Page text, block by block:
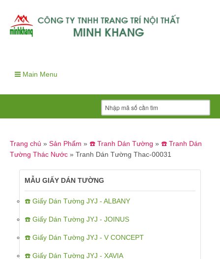
Main Menu
Trang chủ » Sản Phẩm » ☎️ Tranh Dán Tường » ☎️ Tranh Dán
Tường Thác Nước » Tranh Dán Tường Thac-00031
MẪU GIẤY DÁN TƯỜNG
☎️ Giấy Dán Tường JYJ - ALBANY
☎️ Giấy Dán Tường JYJ - JOINUS
☎️ Giấy Dán Tường JYJ - V CONCEPT
☎️ Giấy Dán Tường JYJ - XAVIA